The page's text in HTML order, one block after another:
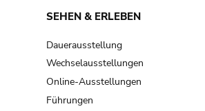
SEHEN & ERLEBEN
Dauerausstellung
Wechselausstellungen
Online-Ausstellungen
Führungen